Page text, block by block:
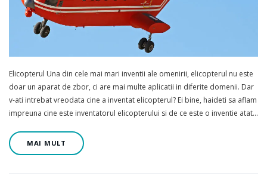
Elicopterul Una din cele mai mari inventii ale omenirii, elicopterul nu este
doar un aparat de zbor, ci are mai multe aplicatii in diferite domenii. Dar
v-ati intrebat vreodata cine a inventat elicopterul? Ei bine, haideti sa aflam
impreuna cine este inventatorul elicopterului si de ce este o inventie atat…
MAI MULT